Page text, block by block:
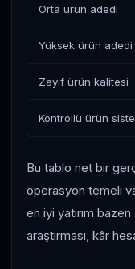
Orta ürün adedi
Yüksek ürün adedi
Zayıf ürün kalitesi
Kontrollü ürün
Bu tablo net bir
operasyon temeli
en iyi yatırım
araştırması, kâr